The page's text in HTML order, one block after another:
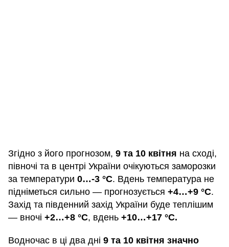
Згідно з його прогнозом, 9 та 10 квітня на сході,
півночі та в центрі України очікуються заморозки
за температури 0…-3 °C. Вдень температура не
підніметься сильно — прогнозується +4…+9 °C.
Захід та південний захід України буде теплішим
— вночі +2…+8 °С, вдень ​​ +10…+17 °С.
Водночас в ці два дні 9 та 10 квітня значно